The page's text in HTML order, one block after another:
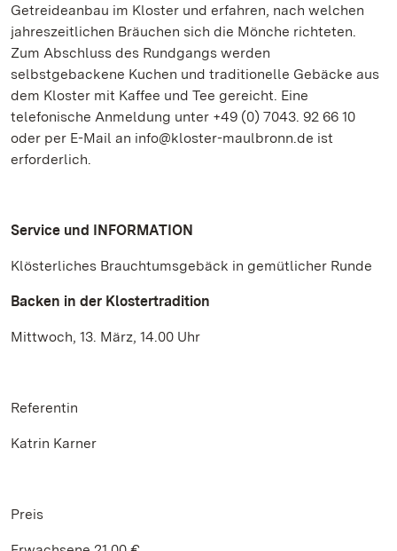
Getreideanbau im Kloster und erfahren, nach welchen
jahreszeitlichen Bräuchen sich die Mönche richteten.
Zum Abschluss des Rundgangs werden
selbstgebackene Kuchen und traditionelle Gebäcke aus
dem Kloster mit Kaffee und Tee gereicht. Eine
telefonische Anmeldung unter +49 (0) 7043. 92 66 10
oder per E-Mail an info@kloster-maulbronn.de ist
erforderlich.
Service und INFORMATION
Klösterliches Brauchtumsgebäck in gemütlicher Runde
Backen in der Klostertradition
Mittwoch, 13. März, 14.00 Uhr
Referentin
Katrin Karner
Preis